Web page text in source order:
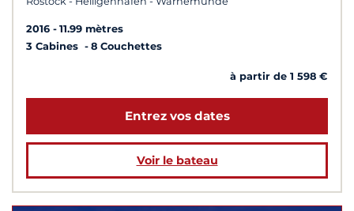
2016
11.99 mètres
3 Cabines
8 Couchettes
à partir de 1 598 €
Entrez vos dates
Voir le bateau